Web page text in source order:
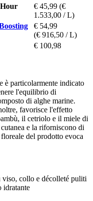
€ 45,99 (€
1.533,00 / L)
€ 54,99
(€ 916,50 / L)
€ 100,98
è particolarmente indicato
l'equilibrio di
di alghe marine.
favorisce l'effetto
il cetriolo e il miele di
e la riforniscono di
del prodotto evoca
viso, collo e décolleté puliti
idratante